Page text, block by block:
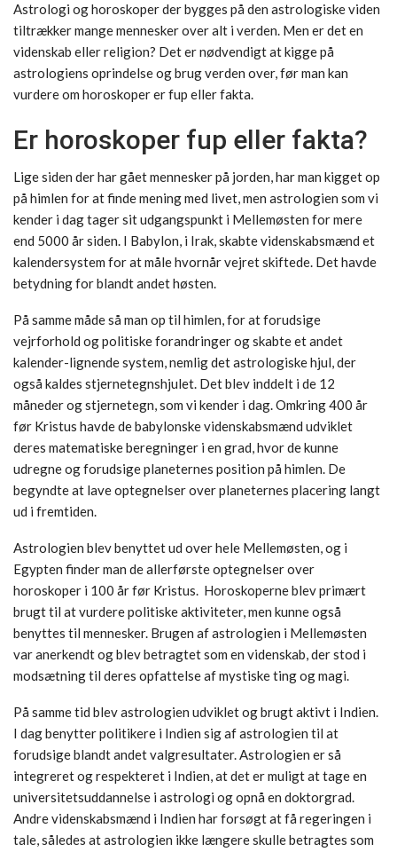
Astrologi og horoskoper der bygges på den astrologiske viden
tiltrækker mange mennesker over alt i verden. Men er det en
videnskab eller religion? Det er nødvendigt at kigge på
astrologiens oprindelse og brug verden over, før man kan
vurdere om horoskoper er fup eller fakta.
Er horoskoper fup eller fakta?
Lige siden der har gået mennesker på jorden, har man kigget op
på himlen for at finde mening med livet, men astrologien som vi
kender i dag tager sit udgangspunkt i Mellemøsten for mere
end 5000 år siden. I Babylon, i Irak, skabte videnskabsmænd et
kalendersystem for at måle hvornår vejret skiftede. Det havde
betydning for blandt andet høsten.
På samme måde så man op til himlen, for at forudsige
vejrforhold og politiske forandringer og skabte et andet
kalender-lignende system, nemlig det astrologiske hjul, der
også kaldes stjernetegnshjulet. Det blev inddelt i de 12
måneder og stjernetegn, som vi kender i dag. Omkring 400 år
før Kristus havde de babylonske videnskabsmænd udviklet
deres matematiske beregninger i en grad, hvor de kunne
udregne og forudsige planeternes position på himlen. De
begyndte at lave optegnelser over planeternes placering langt
ud i fremtiden.
Astrologien blev benyttet ud over hele Mellemøsten, og i
Egypten finder man de allerførste optegnelser over
horoskoper i 100 år før Kristus. Horoskoperne blev primært
brugt til at vurdere politiske aktiviteter, men kunne også
benyttes til mennesker. Brugen af astrologien i Mellemøsten
var anerkendt og blev betragtet som en videnskab, der stod i
modsætning til deres opfattelse af mystiske ting og magi.
På samme tid blev astrologien udviklet og brugt aktivt i Indien.
I dag benytter politikere i Indien sig af astrologien til at
forudsige blandt andet valgresultater. Astrologien er så
integreret og respekteret i Indien, at det er muligt at tage en
universitetsuddannelse i astrologi og opnå en doktorgrad.
Andre videnskabsmænd i Indien har forsøgt at få regeringen i
tale, således at astrologien ikke længere skulle betragtes som